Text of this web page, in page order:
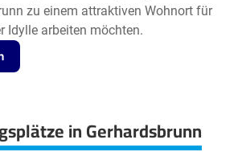
zu einem attraktiven Wohnort für
Idylle arbeiten möchten.
in Gerhardsbrunn